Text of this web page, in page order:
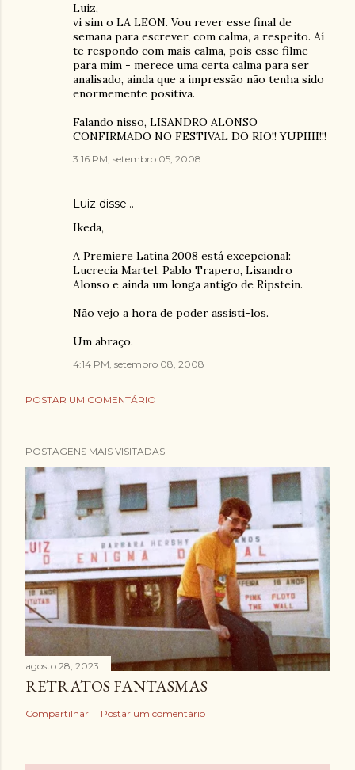
Luiz,
vi sim o LA LEON. Vou rever esse final de
semana para escrever, com calma, a respeito. Aí
te respondo com mais calma, pois esse filme -
para mim - merece uma certa calma para ser
analisado, ainda que a impressão não tenha sido
enormemente positiva.
Falando nisso, LISANDRO ALONSO
CONFIRMADO NO FESTIVAL DO RIO!! YUPIIII!!!
3:16 PM, setembro 05, 2008
Luiz disse…
Ikeda,
A Premiere Latina 2008 está excepcional:
Lucrecia Martel, Pablo Trapero, Lisandro
Alonso e ainda um longa antigo de Ripstein.
Não vejo a hora de poder assisti-los.
Um abraço.
4:14 PM, setembro 08, 2008
POSTAR UM COMENTÁRIO
POSTAGENS MAIS VISITADAS
agosto 28, 2023
RETRATOS FANTASMAS
Compartilhar Postar um comentário